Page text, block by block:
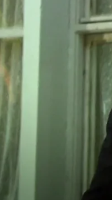
una fuerte
los médicos le
golpes. Soner
y Aylin,
del hospital. En
al ver